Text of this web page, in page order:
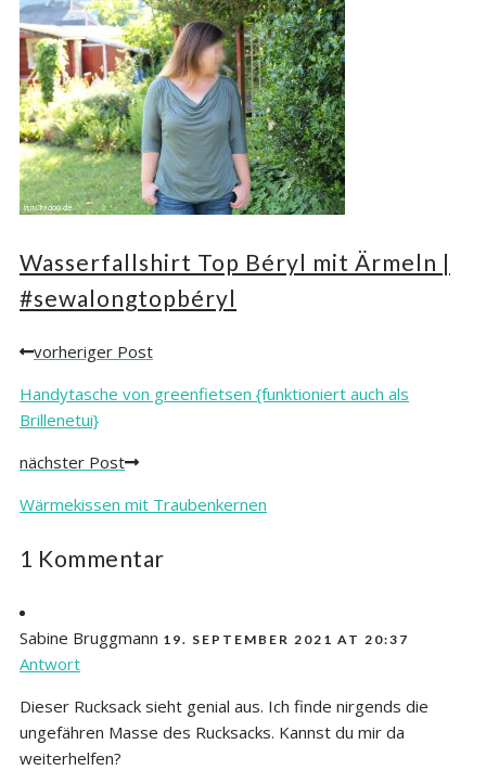
Wasserfallshirt Top Béryl mit Ärmeln |
#sewalongtopbéryl
Posts
navigation
vorheriger Post
Handytasche von greenfietsen {funktioniert auch als
Brillenetui}
nächster Post
Wärmekissen mit Traubenkernen
1 Kommentar
Sabine Bruggmann 19. SEPTEMBER 2021 AT 20:37
Antwort
Dieser Rucksack sieht genial aus. Ich finde nirgends die
ungefähren Masse des Rucksacks. Kannst du mir da
weiterhelfen?